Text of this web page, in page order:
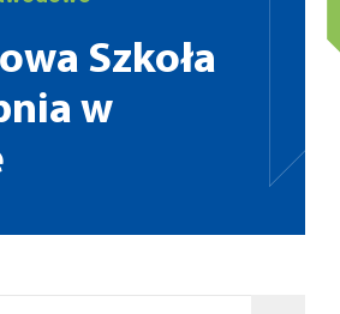
Szkoła
w